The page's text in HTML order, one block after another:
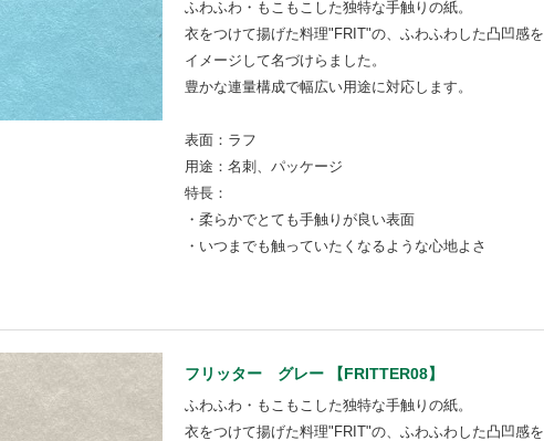
ふわふわ・もこもこした独特な手触りの紙。
衣をつけて揚げた料理"FRIT"の、ふわふわした凸凹感を
イメージして名づけらました。
豊かな連量構成で幅広い用途に対応します。
表面：ラフ
用途：名刺、パッケージ
特長：
・柔らかでとても手触りが良い表面
・いつまでも触っていたくなるような心地よさ
フリッター グレー 【FRITTER08】
ふわふわ・もこもこした独特な手触りの紙。
衣をつけて揚げた料理"FRIT"の、ふわふわした凸凹感を